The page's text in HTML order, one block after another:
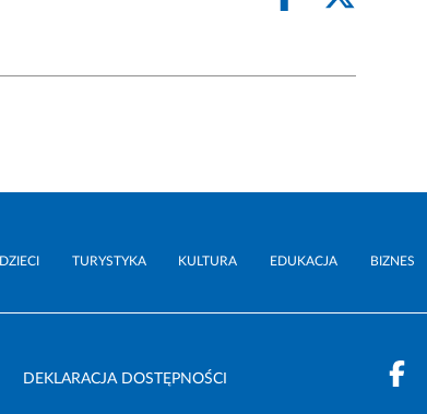
DZIECI TURYSTYKA KULTURA EDUKACJA BIZNES
DEKLARACJA DOSTĘPNOŚCI